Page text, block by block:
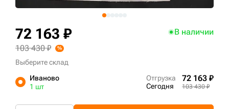
72 163 ₽
103 430 ₽
В наличии
Выберите склад
Иваново
1 шт
Отгрузка
Сегодня
72 163 ₽
103 430 ₽